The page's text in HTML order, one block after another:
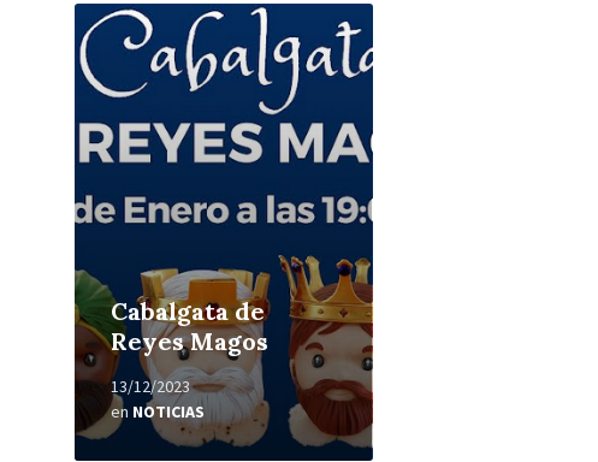
Cabalgata de
Reyes Magos
13/12/2023
en NOTICIAS
Leer
más